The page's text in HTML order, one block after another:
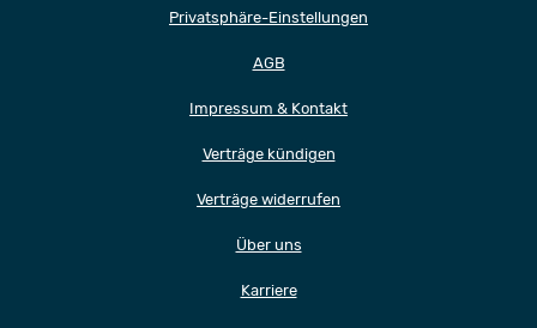
Privatsphäre-Einstellungen
AGB
Impressum & Kontakt
Verträge kündigen
Verträge widerrufen
Über uns
Karriere